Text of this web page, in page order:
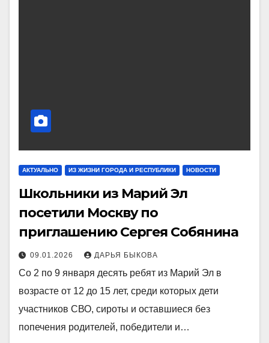
АКТУАЛЬНО ИЗ ЖИЗНИ ГОРОДА И РЕСПУБЛИКИ НОВОСТИ
Школьники из Марий Эл
посетили Москву по
приглашению Сергея Собянина
09.01.2026 ДАРЬЯ БЫКОВА
Со 2 по 9 января десять ребят из Марий Эл в
возрасте от 12 до 15 лет, среди которых дети
участников СВО, сироты и оставшиеся без
попечения родителей, победители и…